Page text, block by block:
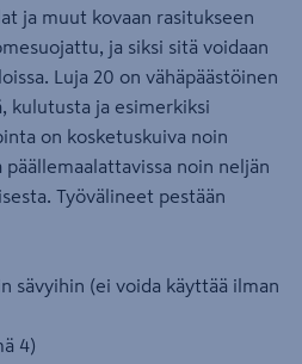
ja muut kovaan rasitukseen
ja siksi sitä voidaan
Luja 20 on vähäpäästöinen
kulutusta ja esimerkiksi
on kosketuskuiva noin
noin neljän
Työvälineet pestään
sävyihin (ei voida käyttää ilman
4)